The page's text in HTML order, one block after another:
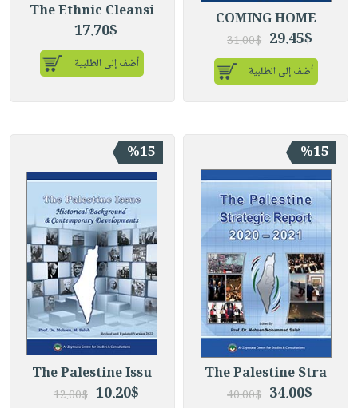
COMING HOME
29.45$
31.00$
أضف إلى الطلبية
The Ethnic Cleansi
17.70$
أضف إلى الطلبية
%15
The Palestine Stra
34.00$
40.00$
%15
The Palestine Issu
10.20$
12.00$